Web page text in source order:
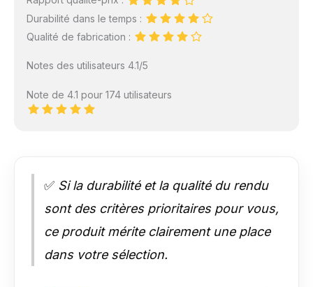
Durabilité dans le temps :
Qualité de fabrication :
Notes des utilisateurs 4.1/5
Note de 4.1 pour 174 utilisateurs
✅ Si la durabilité et la qualité du rendu
sont des critères prioritaires pour vous,
ce produit mérite clairement une place
dans votre sélection.